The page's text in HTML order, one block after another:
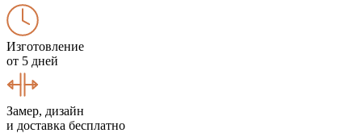
Изготовление
от 5 дней
Замер, дизайн
и доставка бесплатно